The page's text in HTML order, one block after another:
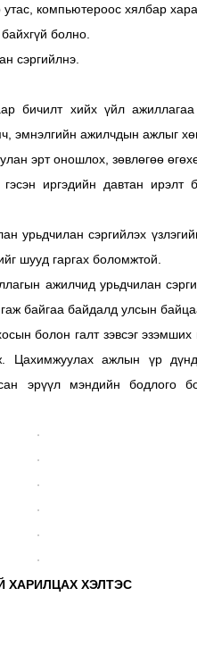
утас, компьютероос хялбар
болно.
сэргийлнэ.
бичилт хийх үйл ажиллагаа
эмнэлгийн ажилчдын ажлыг
эрт оношлох, зөвлөгөө
иргэдийн давтан ирэлт
урьдчилан сэргийлэх
шууд гаргах боломжтой.
ажилчид урьдчилан
байгаа байдалд улсын
болон галт зэвсэг эзэмших
Цахимжуулах ажлын үр
эрүүл мэндийн бодлого
ХАРИЛЦАХ ХЭЛТЭС